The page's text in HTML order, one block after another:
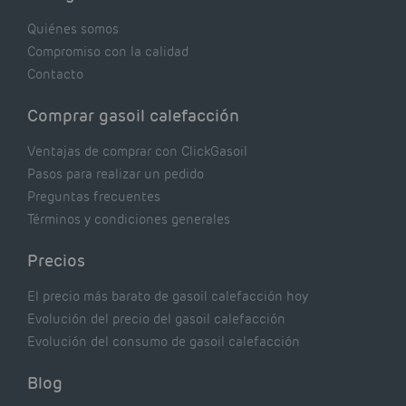
Quiénes somos
Compromiso con la calidad
Contacto
Comprar gasoil calefacción
Ventajas de comprar con ClickGasoil
Pasos para realizar un pedido
Preguntas frecuentes
Términos y condiciones generales
Precios
El precio más barato de gasoil calefacción hoy
Evolución del precio del gasoil calefacción
Evolución del consumo de gasoil calefacción
Blog